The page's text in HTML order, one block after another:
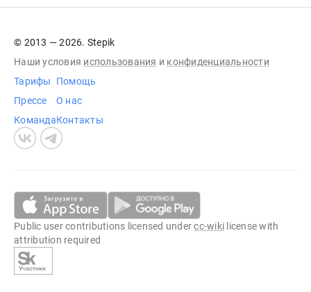
© 2013 — 2026. Stepik
Наши условия использования и конфиденциальности
Тарифы
Прессе
Команда
Помощь
О нас
Контакты
Public user contributions licensed undercc-wiki license with
attribution required